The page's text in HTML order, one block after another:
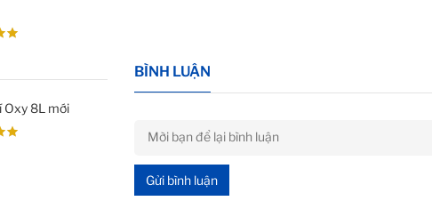
Oxy 8L mới
BÌNH LUẬN
Gửi bình luận